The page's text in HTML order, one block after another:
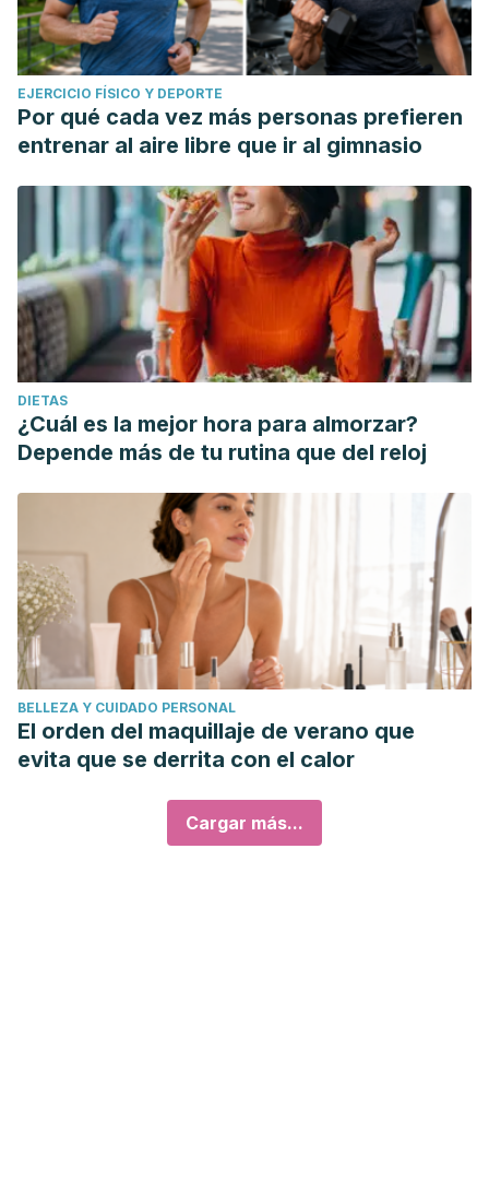
EJERCICIO FÍSICO Y DEPORTE
Por qué cada vez más personas prefieren
entrenar al aire libre que ir al gimnasio
DIETAS
¿Cuál es la mejor hora para almorzar?
Depende más de tu rutina que del reloj
BELLEZA Y CUIDADO PERSONAL
El orden del maquillaje de verano que
evita que se derrita con el calor
Cargar más...